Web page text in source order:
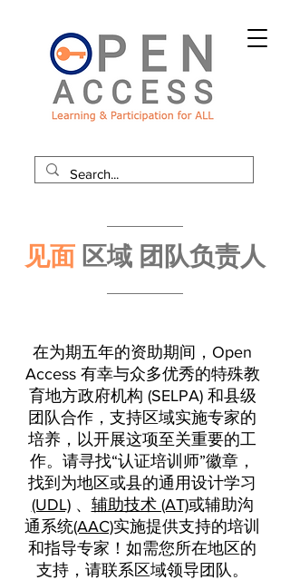
见面 区域 团队负责人
在为期五年的资助期间，Open
Access 有幸与众多优秀的特殊教
育地方政府机构 (SELPA) 和县级
团队合作，支持区域实施专家的
培养，以开展这项至关重要的工
作。请寻找“认证培训师”徽章，
找到为地区或县的通用设计学习
(UDL)、 辅助技术 (AT)或辅助沟
通系统(AAC)实施提供支持的培训
和指导专家！如需您所在地区的
支持，请联系区域领导团队。